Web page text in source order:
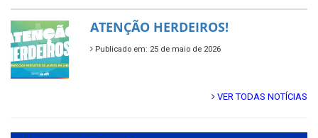
ATENÇÃO HERDEIROS!
Publicado em: 25 de maio de 2026
VER TODAS NOTÍCIAS